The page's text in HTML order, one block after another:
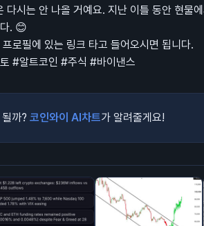
다시는 안 나올 거예요. 지난 이틀 동안 현물
. 😊
로필에 있는 링크 타고 들어오시면 됩니다.
알트코인 #주식 #바이낸스
까? 코인와이 AI차트가 알려줄게요!